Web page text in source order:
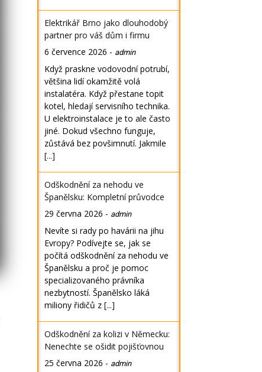
Elektrikář Brno jako dlouhodobý
partner pro váš dům i firmu
6 července 2026 - admin
Když praskne vodovodní potrubí,
většina lidí okamžitě volá
instalatéra. Když přestane topit
kotel, hledají servisního technika.
U elektroinstalace je to ale často
jiné. Dokud všechno funguje,
zůstává bez povšimnutí. Jakmile
[...]
Odškodnění za nehodu ve
Španělsku: Kompletní průvodce
29 června 2026 - admin
Nevíte si rady po havárii na jihu
Evropy? Podívejte se, jak se
počítá odškodnění za nehodu ve
Španělsku a proč je pomoc
specializovaného právníka
nezbytností. Španělsko láká
miliony řidičů z[...]
Odškodnění za kolizi v Německu:
Nenechte se ošidit pojišťovnou
25 června 2026 - admin